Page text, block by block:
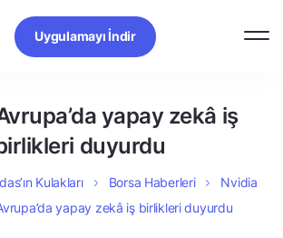
Uygulamayı İndir
yapay zekâ iş
duyurdu
Kulakları Borsa Haberleri
Nvidia
yapay zekâ iş birlikleri duyurdu